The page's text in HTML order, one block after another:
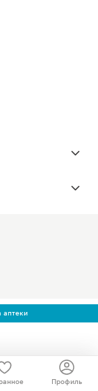
аптеки
Профиль